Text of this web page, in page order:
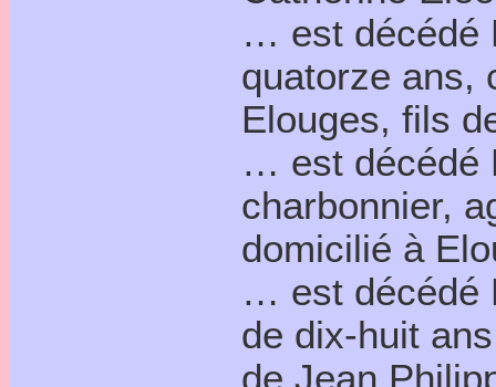
… est décédé
quatorze ans,
Elouges, fils
… est décédé
charbonnier,
domicilié à
… est décédé
de dix-huit
de Jean